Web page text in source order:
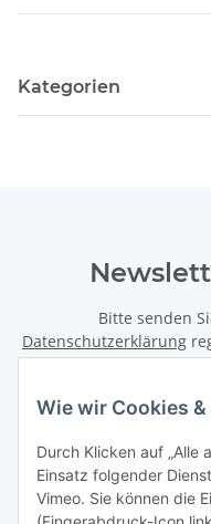
Wie wir Cookies
Durch Klicken auf „Alle
Einsatz folgender
Vimeo. Sie können die
Kategorien
Bitte senden
Datenschutzerklärung
Informationen zu
Newsletter Abonnieren
Informationen